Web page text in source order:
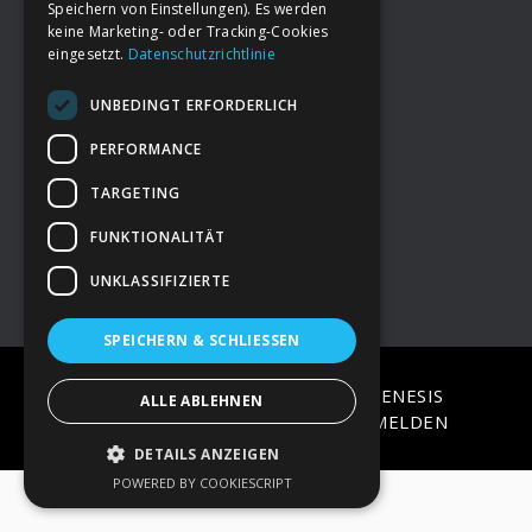
FooterDeine Spende
→ Impressum
→Kontakt zum PAO Team
COPYRIGHT © 2026 · ON
GENESIS
FRAMEWORK·WORDPRESS·ANMELDEN
Speichern von Einstellungen). Es werden
keine Marketing- oder Tracking-Cookies
eingesetzt. Datenschutzrichtlinie
UNBEDINGT ERFORDERLICH
PERFORMANCE
TARGETING
FUNKTIONALITÄT
UNKLASSIFIZIERTE
SPEICHERN & SCHLIESSEN
ALLE ABLEHNEN
DETAILS ANZEIGEN
POWERED BY COOKIESCRIPT